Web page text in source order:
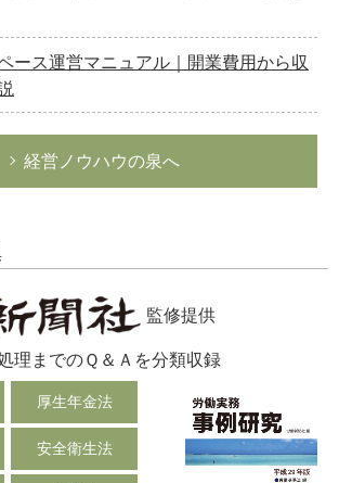
ース運営マニュアル｜開業費用から収
経営ノウハウの泉へ
監修提供
理までのＱ＆Ａを分類収録
厚生年金法
安全衛生法